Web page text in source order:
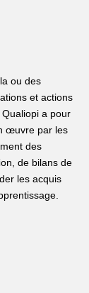
ou des
et actions
a pour
œuvre par les
des
de bilans de
les acquis